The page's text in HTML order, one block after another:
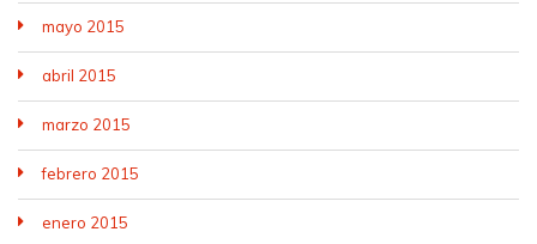
mayo 2015
abril 2015
marzo 2015
febrero 2015
enero 2015